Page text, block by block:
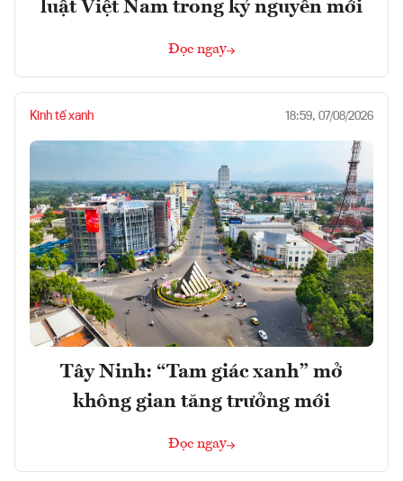
luật Việt Nam trong kỷ nguyên mới
Đọc ngay
Kinh tế xanh 18:59, 07/08/2026
Tây Ninh: “Tam giác xanh” mở
không gian tăng trưởng mới
Đọc ngay